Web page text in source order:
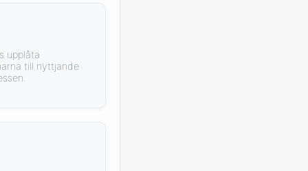
upplåta
till nyttjande